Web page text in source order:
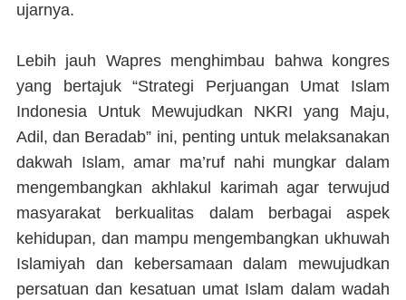
ujarnya.
Lebih jauh Wapres menghimbau bahwa kongres
yang bertajuk “Strategi Perjuangan Umat Islam
Indonesia Untuk Mewujudkan NKRI yang Maju,
Adil, dan Beradab” ini, penting untuk melaksanakan
dakwah Islam, amar ma’ruf nahi mungkar dalam
mengembangkan akhlakul karimah agar terwujud
masyarakat berkualitas dalam berbagai aspek
kehidupan, dan mampu mengembangkan ukhuwah
Islamiyah dan kebersamaan dalam mewujudkan
persatuan dan kesatuan umat Islam dalam wadah